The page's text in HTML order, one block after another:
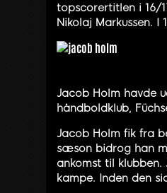
topscorertitlen i 16/
Nikolaj Markussen.
Jacob Holm havde
håndboldklub,
Jacob Holm fik fra
sæson bidrog han
ankomst til
kampe. Inden den